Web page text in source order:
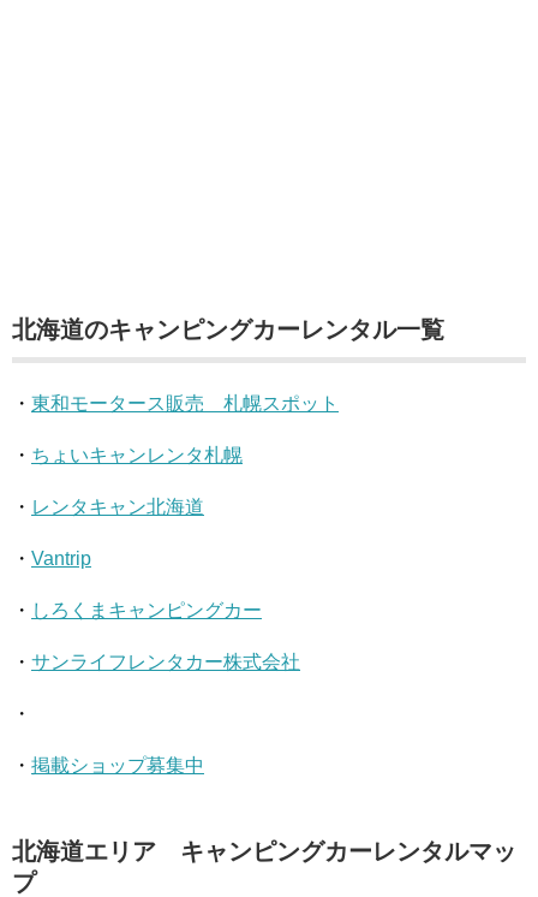
北海道のキャンピングカーレンタル一覧
・ 東和モータース販売 札幌スポット
・ ちょいキャンレンタ札幌
・ レンタキャン北海道
・ Vantrip
・ しろくまキャンピングカー
・ サンライフレンタカー株式会社
・
・ 掲載ショップ募集中
北海道エリア キャンピングカーレンタルマッ
プ